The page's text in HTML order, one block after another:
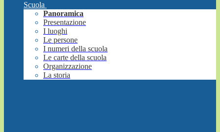
Scuola
Panoramica
Presentazione
I luoghi
Le persone
I numeri della scuola
Le carte della scuola
Organizzazione
La storia